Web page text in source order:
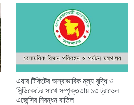
এয়ার টিকিটের অস্বাভাবিক মূল্য বৃদ্ধি ও
সিন্ডিকেটের সাথে সম্পৃক্ততায় ১৩ ট্রাভেল
এজেন্সির নিবন্ধন বাতিল